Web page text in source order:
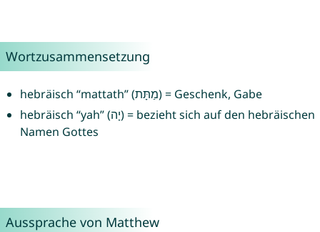
Wortzusammensetzung
hebräisch “mattath” (מַתָּת) = Geschenk, Gabe
hebräisch “yah” (יָה) = bezieht sich auf den hebräischen
Namen Gottes
Aussprache von Matthew